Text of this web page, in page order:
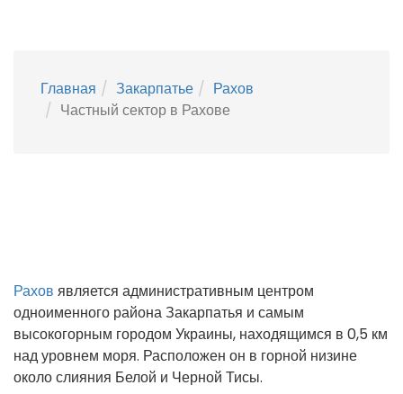
Главная Закарпатье
Рахов
Частный сектор в Рахове
Рахов является административным центром
одноименного района Закарпатья и самым
высокогорным городом Украины, находящимся в 0,5 км
над уровнем моря. Расположен он в горной низине
около слияния Белой и Черной Тисы.